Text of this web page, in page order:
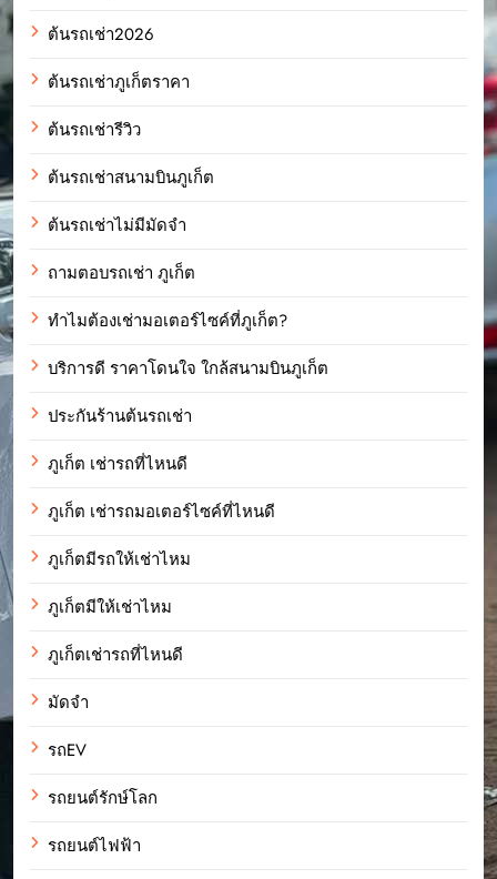
ต้นรถเช่า2026
ต้นรถเช่าภูเก็ตราคา
ต้นรถเช่ารีวิว
ต้นรถเช่าสนามบินภูเก็ต
ต้นรถเช่าไม่มีมัดจำ
ถามตอบรถเช่า ภูเก็ต
ทำไมต้องเช่ามอเตอร์ไซค์ที่ภูเก็ต?
บริการดี ราคาโดนใจ ใกล้สนามบินภูเก็ต
ประกันร้านต้นรถเช่า
ภูเก็ต เช่ารถที่ไหนดี
ภูเก็ต เช่ารถมอเตอร์ไซค์ที่ไหนดี
ภูเก็ตมีรถให้เช่าไหม
ภูเก็ตมีให้เช่าไหม
ภูเก็ตเช่ารถที่ไหนดี
มัดจำ
รถEV
รถยนต์รักษ์โลก
รถยนต์ไฟฟ้า